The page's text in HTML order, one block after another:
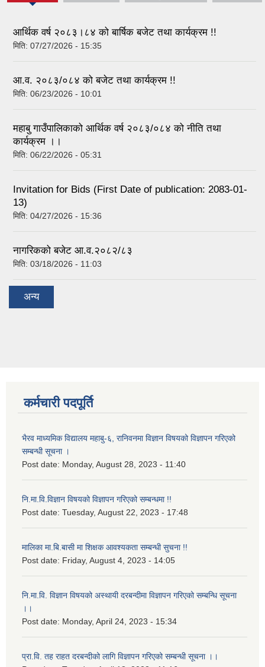
आर्थिक वर्ष २०८३।८४ को बार्षिक बजेट तथा कार्यक्रम !!
मिति: 07/27/2026 - 15:35
आ.व. २०८३/०८४ को बजेट तथा कार्यक्रम !!
मिति: 06/23/2026 - 10:01
महाबु गाउँपालिकाको आर्थिक वर्ष २०८३/०८४ को नीति तथा
कार्यक्रम ।।
मिति: 06/22/2026 - 05:31
Invitation for Bids (First Date of publication: 2083-01-
13)
मिति: 04/27/2026 - 15:36
नागरिकको बजेट आ.व.२०८२/८३
मिति: 03/18/2026 - 11:03
अन्य
कर्मचारी पदपूर्ति
भैरव माध्यमिक विद्यालय महाबु-६, रानिवनमा विज्ञान विषयको विज्ञापन गरिएको
सम्बन्धी सूचना ।
Post date: Monday, August 28, 2023 - 11:40
नि.मा.वि.विज्ञान विषयको विज्ञापन गरिएको सम्बन्धमा !!
Post date: Tuesday, August 22, 2023 - 17:48
मालिका मा.बि.बासी मा शिक्षक आवश्यकता सम्बन्धी सुचना !!
Post date: Friday, August 4, 2023 - 14:05
नि.मा.वि. विज्ञान विषयको अस्थायी दरबन्दीमा विज्ञापन गरिएको सम्बन्धि सूचना
।।
Post date: Monday, April 24, 2023 - 15:34
प्रा.वि. तह राहत दरबन्दीको लागि विज्ञापन गरिएको सम्बन्धी सूचना ।।